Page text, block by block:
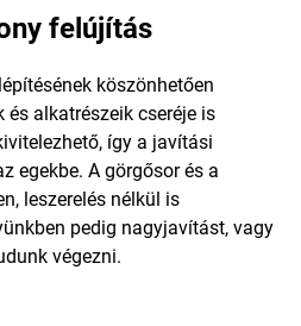
felújítás
köszönhetően
alkatrészeik cseréje is
így a javítási
egekbe. A görgősor és a
leszerelés nélkül is
pedig nagyjavítást, vagy
végezni.